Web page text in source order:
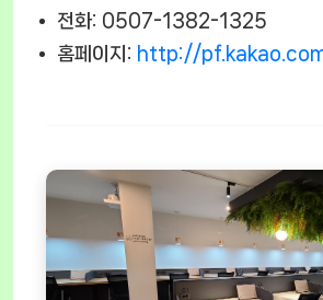
전화: 0507-1382-1325
홈페이지: http://